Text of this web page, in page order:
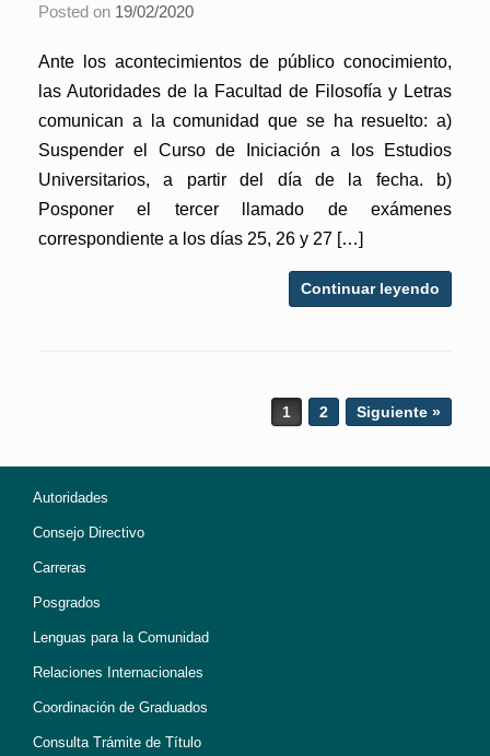
Posted on 19/02/2020
Ante los acontecimientos de público conocimiento,
las Autoridades de la Facultad de Filosofía y Letras
comunican a la comunidad que se ha resuelto: a)
Suspender el Curso de Iniciación a los Estudios
Universitarios, a partir del día de la fecha. b)
Posponer el tercer llamado de exámenes
correspondiente a los días 25, 26 y 27 […]
Continuar leyendo
1 2 Siguiente »
Autoridades
Consejo Directivo
Carreras
Posgrados
Lenguas para la Comunidad
Relaciones Internacionales
Coordinación de Graduados
Consulta Trámite de Título